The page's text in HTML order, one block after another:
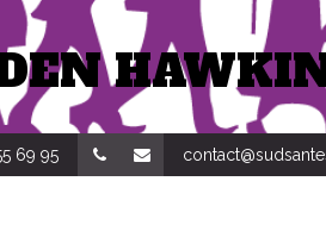
69 95